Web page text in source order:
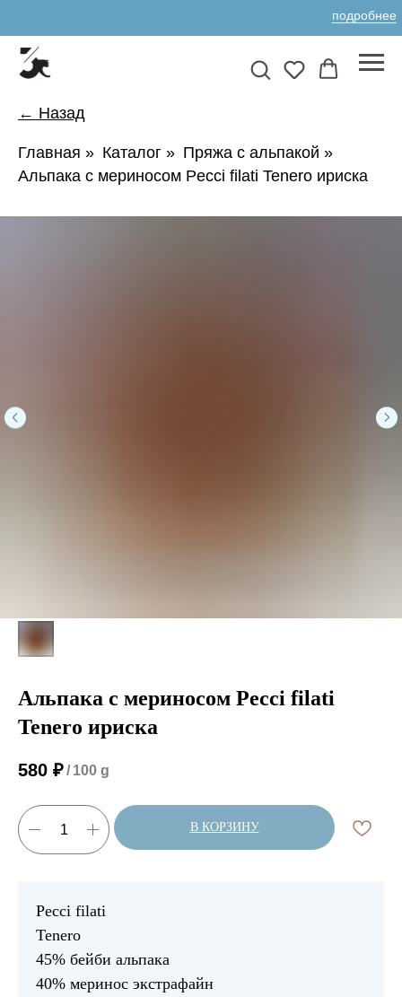
подробнее
← Назад
Главная » Каталог » Пряжа с альпакой »
Альпака с мериносом Pecci filati Tenero ириска
Альпака с мериносом Pecci filati
Tenero ириска
580 ₽/ 100 g
В КОРЗИНУ
Pecci filati
Tenero
45% бейби альпака
40% меринос экстрафайн